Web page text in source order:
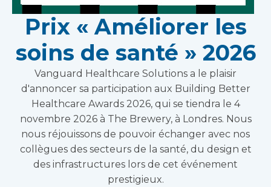
Prix « Améliorer les
soins de santé » 2026
Vanguard Healthcare Solutions a le plaisir
d'annoncer sa participation aux Building Better
Healthcare Awards 2026, qui se tiendra le 4
novembre 2026 à The Brewery, à Londres. Nous
nous réjouissons de pouvoir échanger avec nos
collègues des secteurs de la santé, du design et
des infrastructures lors de cet événement
prestigieux.